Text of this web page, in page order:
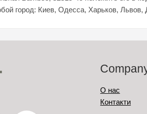
город: Киев, Одесса, Харьков,
О нас
Контакти